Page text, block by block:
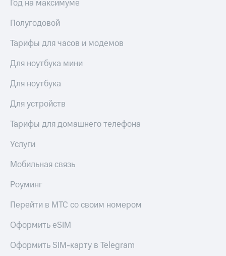
Год на максимуме
Полугодовой
Тарифы для часов и модемов
Для ноутбука мини
Для ноутбука
Для устройств
Тарифы для домашнего телефона
Услуги
Мобильная связь
Роуминг
Перейти в МТС со своим номером
Оформить eSIM
Оформить SIM-карту в Telegram